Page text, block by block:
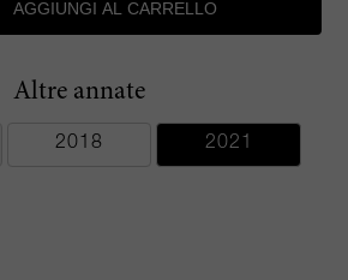
AGGIUNGI AL CARRELLO
Altre annate
2018 2021